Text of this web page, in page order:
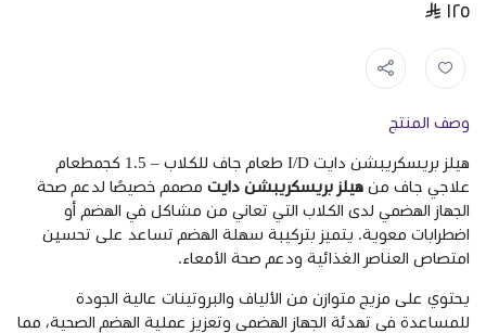
١٢٥
وصف المنتج
هيلز بريسكريبشن دايت I/D طعام جاف للكلاب – 1.5 كجمطعام
علاجي جاف من هيلز بريسكريبشن دايت مصمم خصيصًا لدعم صحة
الجهاز الهضمي لدى الكلاب التي تعاني من مشاكل في الهضم أو
اضطرابات معوية. يتميز بتركيبة سهلة الهضم تساعد على تحسين
امتصاص العناصر الغذائية ودعم صحة الأمعاء.
يحتوي على مزيج متوازن من الألياف والبروتينات عالية الجودة
للمساعدة في تهدئة الجهاز الهضمي وتعزيز عملية الهضم الصحية، مما